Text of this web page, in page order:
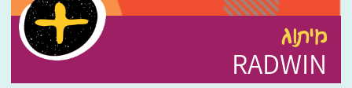
מיתוג
RADWIN